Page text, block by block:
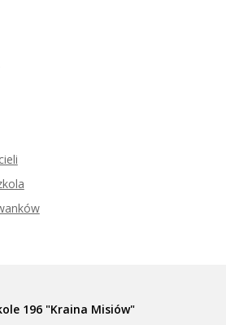
196 "Kraina Misiów"